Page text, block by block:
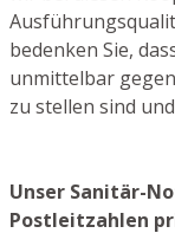
bedenken Sie,
unmittelbar
zu stellen sind
Unser Sanitär-
Postleitzahlen